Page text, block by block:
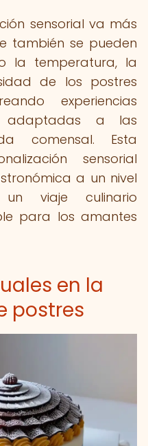
sensorial va más
también se pueden
la temperatura, la
de los postres
experiencias
adaptadas a las
comensal. Esta
sensorial
a un nivel
un viaje culinario
para los amantes
en la
postres